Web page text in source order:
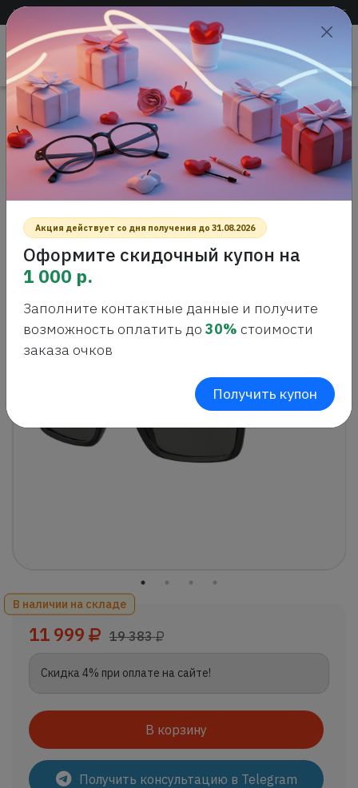
Доставка по всей России +7 (383) 288-54-55
САЛОН ОПТИКИ
Проверить
зрение
Главная
Интернет-магазин оптики
Солнцезащитные очки
CARRERA DUCATI 049/S Солнцезащитные очки
CARRERA DUCATI 049/S
СОЛНЦЕЗАЩИТНЫЕ ОЧКИ
В наличии на складе
11 999 19 383
Скидка 4% при оплате на сайте!
В корзину
Получить консультацию в Telegram
Акция действует со дня получения до 31.08.2026
Оформите скидочный купон на
1 000 р.
Заполните контактные данные и получите
возможность оплатить до 30% стоимости
заказа очков
Получить купон